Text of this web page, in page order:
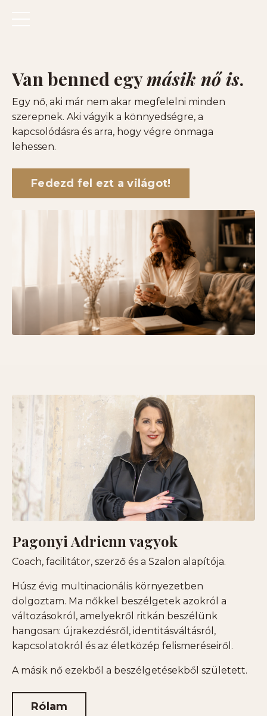
Van benned egymásik nő is.
Egy nő, aki már nem akar megfelelni minden
szerepnek. Aki vágyik a könnyedségre, a
kapcsolódásra és arra, hogy végre önmaga
lehessen.
Fedezd fel ezt a világot!
Pagonyi Adrienn vagyok
Coach, facilitátor, szerző és a Szalon alapítója.
Húsz évig multinacionális környezetben
dolgoztam. Ma nőkkel beszélgetek azokról a
változásokról, amelyekről ritkán beszélünk
hangosan: újrakezdésről, identitásváltásról,
kapcsolatokról és az életközép felismeréseiről.
A másik nő ezekből a beszélgetésekből született.
Rólam